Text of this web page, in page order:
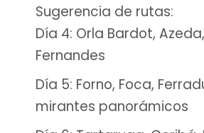
Sugerencia de rutas:
Día 4: Orla Bardot,
Fernandes
Día 5: Forno, Foca,
mirantes panorámicos